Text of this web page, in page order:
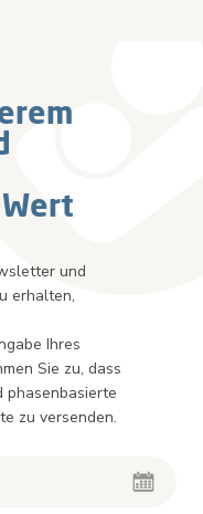
und
erhalten,
Ihres
Sie zu, dass
phasenbasierte
zu versenden.